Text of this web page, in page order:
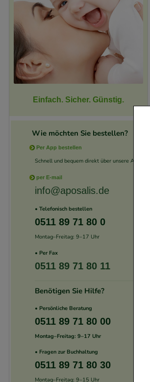
Einfach. Sicher. Günstig.
Wie möchten Sie bestellen?
Per App bestellen
Schnell und bequem direkt über unsere App.
per E-mail
info@aposalis.de
• Telefonisch bestellen
0511 89 71 80 0
Montag–Freitag: 9–17 Uhr
• Per Fax
0511 89 71 80 11
Benötigen Sie Hilfe?
• Persönliche Beratung
0511 89 71 80 00
Montag–Freitag: 9–17 Uhr
• Fragen zur Buchhaltung
0511 89 71 80 30
Montag–Freitag: 9–15 Uhr